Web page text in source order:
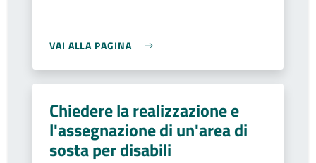
VAI ALLA PAGINA
Chiedere la realizzazione e
l'assegnazione di un'area di
sosta per disabili